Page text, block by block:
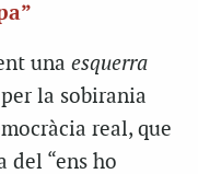
una esquerra
la sobirania
real, que
del “ens ho